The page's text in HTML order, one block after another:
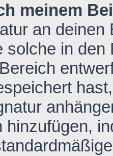
meinem
an
solche in den
hinzufügen,